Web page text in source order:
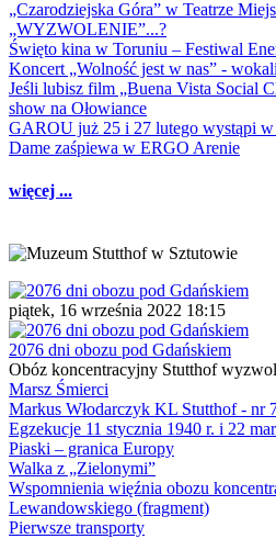
„Czarodziejska Góra” w Teatrze
„WYZWOLENIE”...?
Święto kina w Toruniu – Festiwal
Koncert „Wolność jest w nas” -
Jeśli lubisz film „Buena Vista Social
show na Ołowiance
GAROU już 25 i 27 lutego wystąpi
Dame zaśpiewa w ERGO Arenie
więcej ...
piątek, 16 września 2022 18:15
2076 dni obozu pod Gdańskiem
Obóz koncentracyjny Stutthof
Marsz Śmierci
Markus Włodarczyk KL Stutthof - nr
Egzekucje 11 stycznia 1940 r. i 22
Piaski – granica Europy
Walka z „Zielonymi”
Wspomnienia więźnia obozu
Lewandowskiego (fragment)
Pierwsze transporty